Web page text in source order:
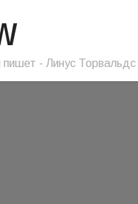
- Линус Торвальдс